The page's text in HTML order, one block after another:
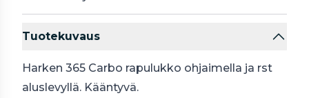
Tuotekuvaus
Harken 365 Carbo rapulukko ohjaimella ja rst
aluslevyllä. Kääntyvä.